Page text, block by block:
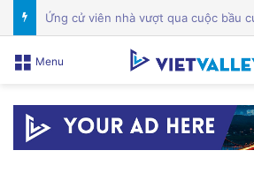
Menu